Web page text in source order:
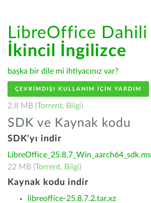
LibreOffice Dahili
İkincil İngilizce
başka bir dile mi ihtiyacınız var?
ÇEVRIMDIŞI KULLANIM IÇIN YARDIM
2.8 MB (Torrent, Bilgi)
SDK ve Kaynak kodu
SDK'yı indir
22 MB (Torrent, Bilgi)
Kaynak kodu indir
libreoffice-25.8.7.2.tar.xz